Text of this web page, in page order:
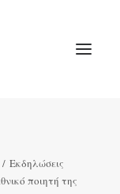
Εκδηλώσεις
ποιητή της